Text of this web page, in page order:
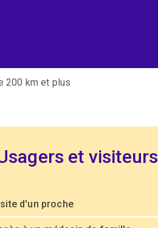
200 km et plus
et visiteurs
d'un proche